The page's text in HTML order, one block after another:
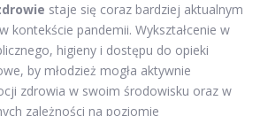
staje się coraz bardziej aktualnym
kontekście pandemii. Wykształcenie w
higieny i dostępu do opieki
by młodzież mogła aktywnie
zdrowia w swoim środowisku oraz w
zależności na poziomie